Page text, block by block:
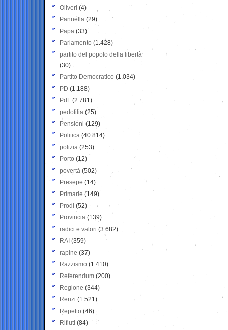
Oliveri (4)
Pannella (29)
Papa (33)
Parlamento (1.428)
partito del popolo della libertà
(30)
Partito Democratico (1.034)
PD (1.188)
PdL (2.781)
pedofilia (25)
Pensioni (129)
Politica (40.814)
polizia (253)
Porto (12)
povertà (502)
Presepe (14)
Primarie (149)
Prodi (52)
Provincia (139)
radici e valori (3.682)
RAI (359)
rapine (37)
Razzismo (1.410)
Referendum (200)
Regione (344)
Renzi (1.521)
Repetto (46)
Rifiuti (84)